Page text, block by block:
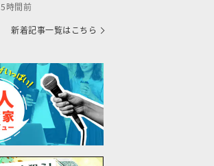
5時間前
新着記事一覧はこちら